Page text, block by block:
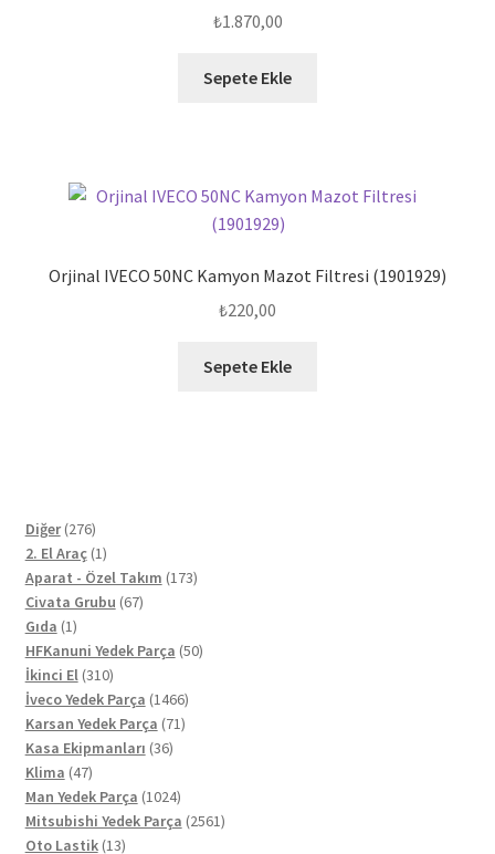
₺1.870,00
Sepete Ekle
Orjinal IVECO 50NC Kamyon Mazot Filtresi (1901929)
₺220,00
Sepete Ekle
Diğer 276276
ürün
2. El Araç 11
ürün
Aparat - Özel Takım 173173
Civata Grubu 6767
Gıda 11
ürün
HFKanuni Yedek Parça 5050
İkinci El 310310
ürün
İveco Yedek Parça 14661466
ürün
Karsan Yedek Parça 7171
Kasa Ekipmanları 3636
Klima 4747
ürün
Man Yedek Parça 10241024
ürün
Mitsubishi Yedek Parça 25612561
Oto Lastik 1313